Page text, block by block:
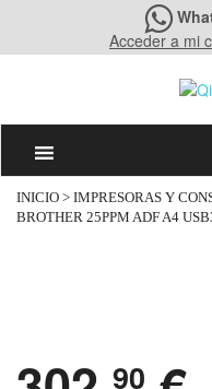
Acceder a mi
INICIO > IMPRESORAS Y
BROTHER 25PPM ADF A4
90